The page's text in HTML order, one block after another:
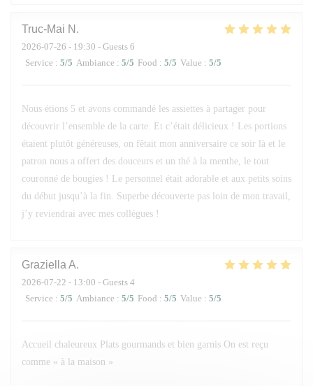
Truc-Mai N
2026-07-26 - 19:30 - Guests 6
Service : 5/5 Ambiance : 5/5 Food : 5/5 Value : 5/5
Nous étions 5 et avons commandé les assiettes à partager pour
découvrir l’ensemble de la carte. Et c’était délicieux ! Les portions
étaient plutôt généreuses, on fêtait mon anniversaire ce soir là et le
patron nous a offert des douceurs et un thé à la menthe, le tout
couronné de bougies ! Le personnel était adorable et aux petits soins
du début jusqu’à la fin. Superbe découverte pas loin de mon travail,
j’y reviendrai avec mes collègues !
Graziella A
2026-07-22 - 13:00 - Guests 4
Service : 5/5 Ambiance : 5/5 Food : 5/5 Value : 5/5
Accueil chaleureux Plats gourmands et bien garnis On est reçu
comme « à la maison »